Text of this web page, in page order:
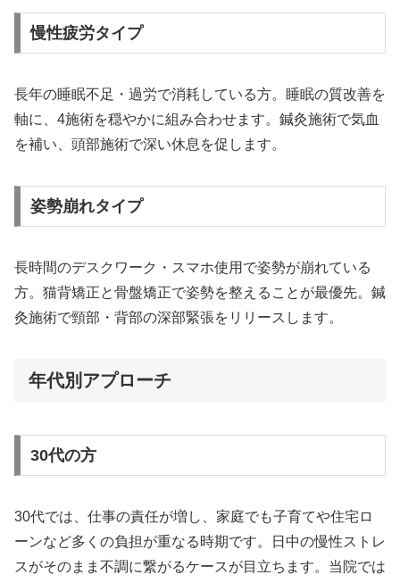
慢性疲労タイプ
長年の睡眠不足・過労で消耗している方。睡眠の質改善を
軸に、4施術を穏やかに組み合わせます。鍼灸施術で気血
を補い、頭部施術で深い休息を促します。
姿勢崩れタイプ
長時間のデスクワーク・スマホ使用で姿勢が崩れている
方。猫背矯正と骨盤矯正で姿勢を整えることが最優先。鍼
灸施術で頸部・背部の深部緊張をリリースします。
年代別アプローチ
30代の方
30代では、仕事の責任が増し、家庭でも子育てや住宅ロ
ーンなど多くの負担が重なる時期です。日中の慢性ストレ
スがそのまま不調に繋がるケースが目立ちます。当院では